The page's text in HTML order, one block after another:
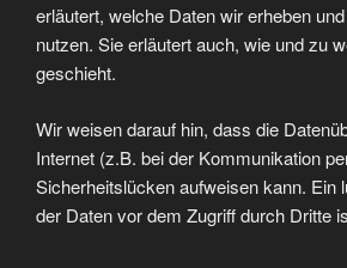
erläutert, welche Daten wir erheben
nutzen. Sie erläutert auch, wie und zu
geschieht.
Wir weisen darauf hin, dass die
Internet (z.B. bei der Kommunikation
Sicherheitslücken aufweisen kann. Ein
der Daten vor dem Zugriff durch Dritte